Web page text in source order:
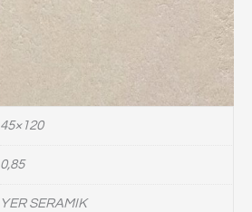
45×120
0,85
YER SERAMIK